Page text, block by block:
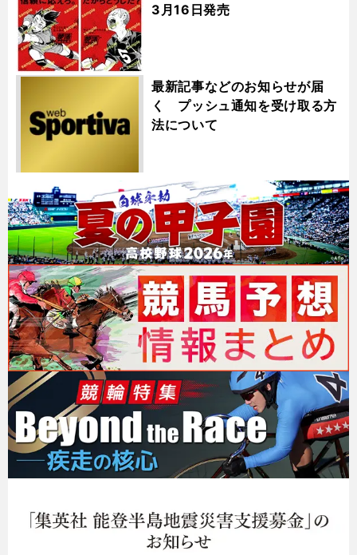
3月16日発売
最新記事などのお知らせが届
く プッシュ通知を受け取る方
法について